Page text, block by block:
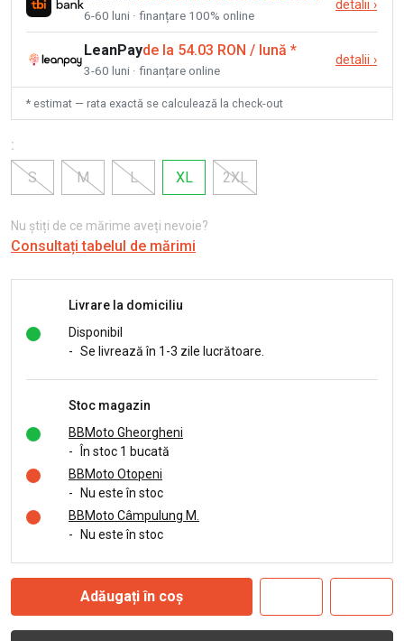
6-60 luni · finanțare 100% online
detalii ›
LeanPayde la 54.03 RON / lună *
3-60 luni · finanțare online
detalii ›
* estimat — rata exactă se calculează la check-out
:
S
M L XL 2XL
Nu știți de ce mărime aveți nevoie?
Consultați tabelul de mărimi
Livrare la domiciliu
Disponibil
- Se livrează în 1-3 zile lucrătoare.
Stoc magazin
BBMoto Gheorgheni
-
În stoc 1 bucată
BBMoto Otopeni
-
Nu este în stoc
BBMoto Câmpulung M.
-
Nu este în stoc
Adăugați în coș